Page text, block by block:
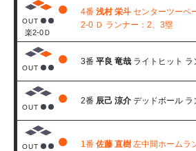
OUT
楽2-0Ｄ
4番 浅村 栄斗 センターツーベ
2-0 Ｄ ランナー：2、3塁
OUT
3番 平良 竜哉 ライトヒット
OUT
2番 辰己 涼介 デッドボール ラ
OUT 1番 佐藤 直樹 左中間ホームラ